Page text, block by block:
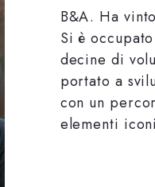
B&A. Ha
Si è
decine di
portato a
con un
elementi